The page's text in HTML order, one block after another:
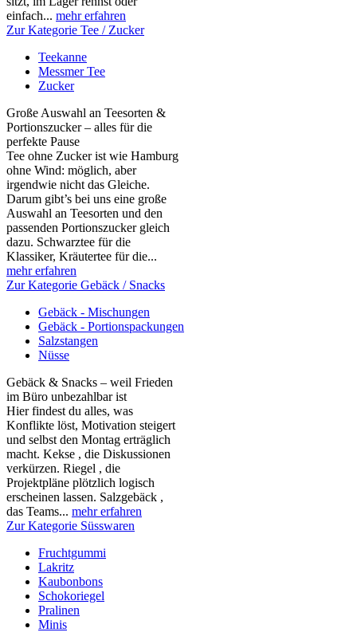
einfach... mehr erfahren
Zur Kategorie Tee / Zucker
Teekanne
Messmer Tee
Zucker
Große Auswahl an Teesorten &
Portionszucker – alles für die
perfekte Pause
Tee ohne Zucker ist wie Hamburg
ohne Wind: möglich, aber
irgendwie nicht das Gleiche.
Darum gibt’s bei uns eine große
Auswahl an Teesorten und den
passenden Portionszucker gleich
dazu. Schwarztee für die
Klassiker, Kräutertee für die...
mehr erfahren
Zur Kategorie Gebäck / Snacks
Gebäck - Mischungen
Gebäck - Portionspackungen
Salzstangen
Nüsse
Gebäck & Snacks – weil Frieden
im Büro unbezahlbar ist
Hier findest du alles, was
Konflikte löst, Motivation steigert
und selbst den Montag erträglich
macht. Kekse , die Diskussionen
verkürzen. Riegel , die
Projektpläne plötzlich logisch
erscheinen lassen. Salzgebäck ,
das Teams... mehr erfahren
Zur Kategorie Süsswaren
Fruchtgummi
Lakritz
Kaubonbons
Schokoriegel
Pralinen
Minis